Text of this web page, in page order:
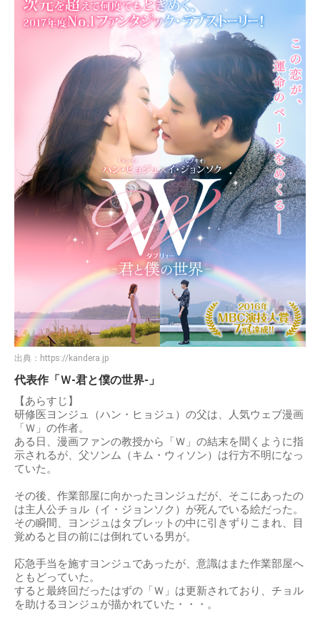
出典： https://kandera.jp
代表作「Ｗ-君と僕の世界-」
【あらすじ】
研修医ヨンジュ（ハン・ヒョジュ）の父は、人気ウェブ漫画
「Ｗ」の作者。
ある日、漫画ファンの教授から「Ｗ」の結末を聞くように指
示されるが、父ソンム（キム・ウィソン）は行方不明になっ
ていた。
その後、作業部屋に向かったヨンジュだが、そこにあったの
は主人公チョル（イ・ジョンソク）が死んでいる絵だった。
その瞬間、ヨンジュはタブレットの中に引きずりこまれ、目
覚めると目の前には倒れている男が。
応急手当を施すヨンジュであったが、意識はまた作業部屋へ
ともどっていた。
すると最終回だったはずの「Ｗ」は更新されており、チョル
を助けるヨンジュが描かれていた・・・。